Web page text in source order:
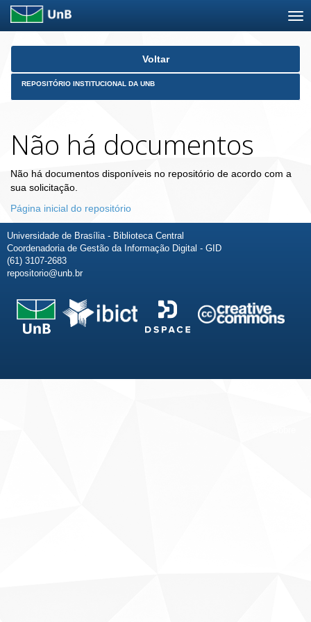
Skip
Voltar
REPOSITÓRIO INSTITUCIONAL DA UNB
Não há documentos
Não há documentos disponíveis no repositório de acordo com a
sua solicitação.
Página inicial do repositório
Universidade de Brasília - Biblioteca Central
Coordenadoria de Gestão da Informação Digital - GID
(61) 3107-2683
repositorio@unb.br